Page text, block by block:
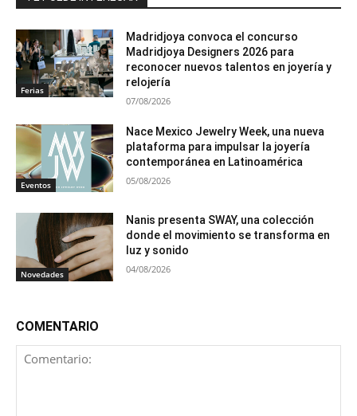
Ferias
Madridjoya convoca el concurso
Madridjoya Designers 2026 para
reconocer nuevos talentos en joyería y
relojería
07/08/2026
Eventos
Nace Mexico Jewelry Week, una nueva
plataforma para impulsar la joyería
contemporánea en Latinoamérica
05/08/2026
Novedades
Nanis presenta SWAY, una colección
donde el movimiento se transforma en
luz y sonido
04/08/2026
COMENTARIO